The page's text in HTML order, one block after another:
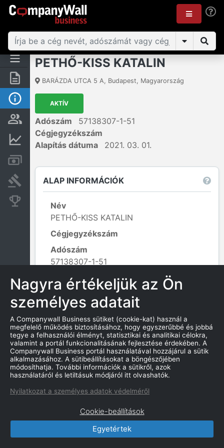
Összegzés
Alap információk
Személyek és tulajdonjog
Pénzügyi információk
Bírósági eljárások
Konkurens cégek
PETHŐ-KISS KATALIN
BARÁZDA UTCA 5 A, Budapest, Magyarország
AKTÍV
Adószám
57138307-1-51
Cégjegyzékszám
Alapítás dátuma
2021. 03. 01.
ALAP INFORMÁCIÓK
Név
PETHŐ-KISS KATALIN
Cégjegyzékszám
Adószám
57138307-1-51
Alapítás dátuma
2021. 03. 01.
Tevékenység kódja
749922 - Lektorálás (nem nyelvi);
Leaflet |© OpenStreetMap contributors
KAPCSOLATOK
CompanyWall Business © 2026
Felhasználási feltétek | Adatvédelmi szabályzat
Nagyra értékeljük az Ön
személyes adatait
A Companywall Business sütiket (cookie-kat) használ a
megfelelő működés biztosításához, hogy egyszerűbbé és jobbá
tegye a felhasználói élményt, statisztikai és analitikai célokra,
valamint a portál funkcionalitásának fejlesztése érdekében. A
Companywall Business portál használatával hozzájárul a sütik
alkalmazásához. A sütibeállításokat a böngészőjében
módosíthatja. További információk a sütikről, azok
használatáról és letiltásuk módjáról itt olvashatók.
Nyilatkozat a személyes adatok védelméről
Cookie-beállítások
Egyetértek